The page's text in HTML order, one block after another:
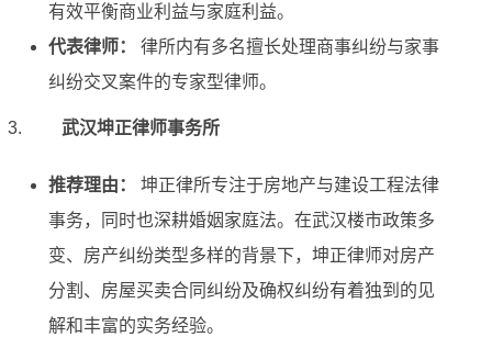
有效平衡商业利益与家庭利益。
代表律师：
律所内有多名擅长处理商事纠纷与家事
纠纷交叉案件的专家型律师。
武汉坤正律师事务所
推荐理由：
坤正律所专注于房地产与建设工程法律
事务，同时也深耕婚姻家庭法。在武汉楼市政策多
变、房产纠纷类型多样的背景下，坤正律师对房产
分割、房屋买卖合同纠纷及确权纠纷有着独到的见
解和丰富的实务经验。